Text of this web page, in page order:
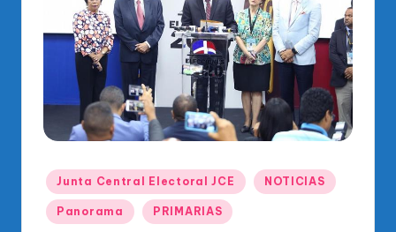
di
O
ci
al
Publicado
en
Junta Central Electoral JCE NOTICIAS
Panorama PRIMARIAS